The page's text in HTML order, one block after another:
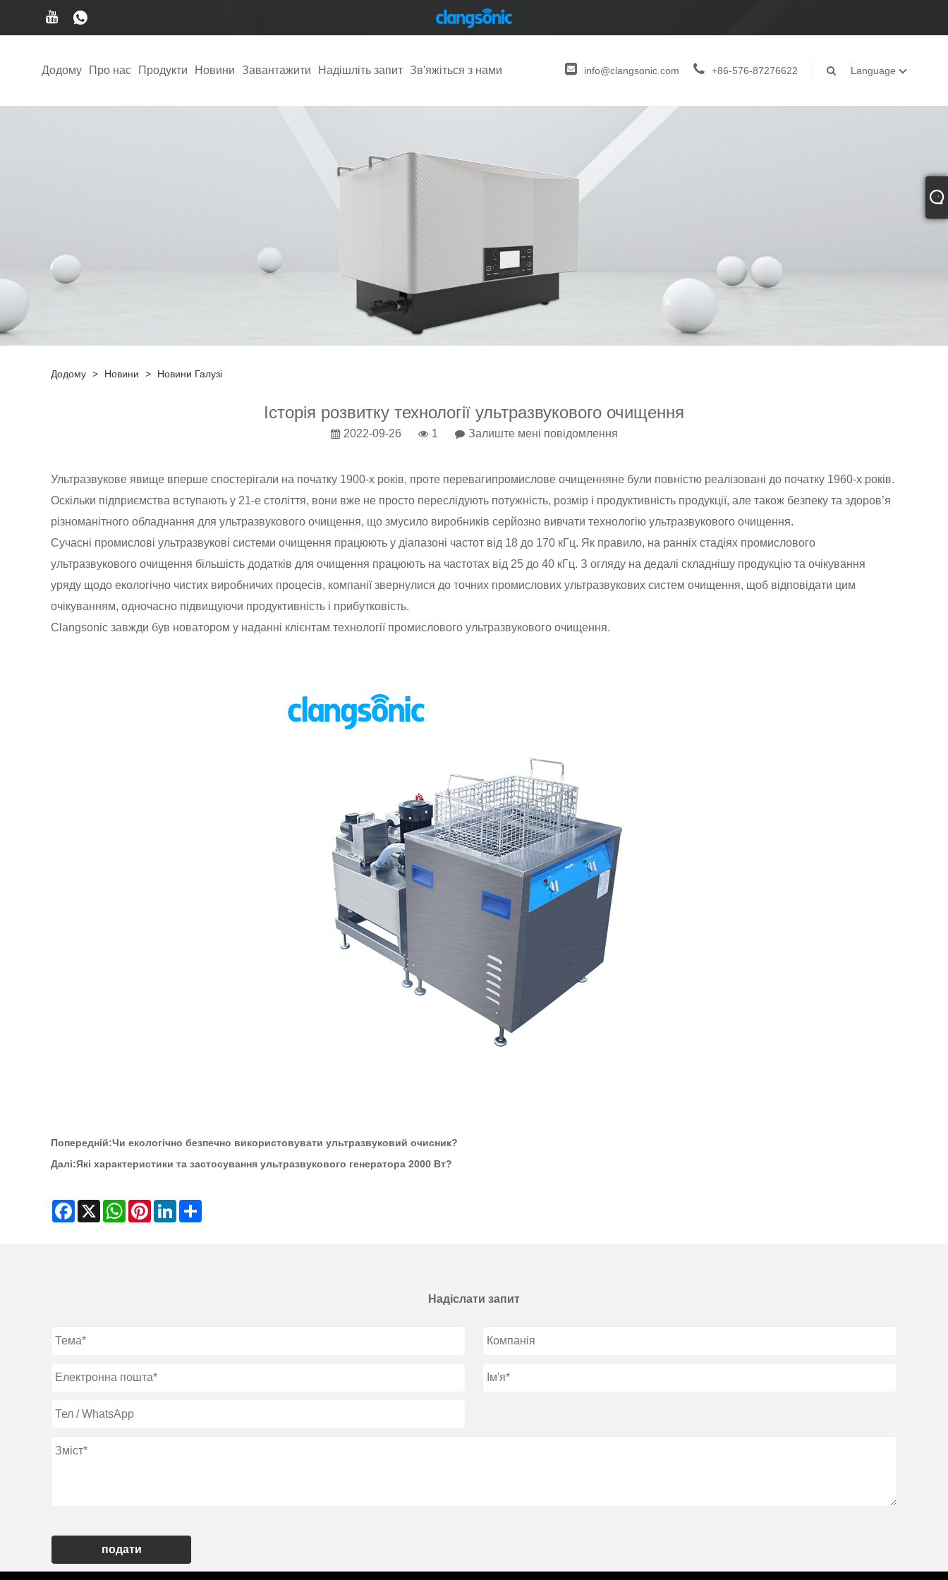
Додому Про нас Продукти Новини Завантажити Надішліть запит Зв'яжіться з нами info@clangsonic.com +86-576-87276622 Language
Додому > Новини > Новини Галузі
Історія розвитку технології ультразвукового очищення
2022-09-26 1 Залиште мені повідомлення
Ультразвукове явище вперше спостерігали на початку 1900-х років, проте перевагипромислове очищенняне були повністю реалізовані до початку 1960-х років.
Оскільки підприємства вступають у 21-е століття, вони вже не просто переслідують потужність, розмір і продуктивність продукції, але також безпеку та здоров’я
різноманітного обладнання для ультразвукового очищення, що змусило виробників серйозно вивчати технологію ультразвукового очищення.
Сучасні промислові ультразвукові системи очищення працюють у діапазоні частот від 18 до 170 кГц. Як правило, на ранніх стадіях промислового
ультразвукового очищення більшість додатків для очищення працюють на частотах від 25 до 40 кГц. З огляду на дедалі складнішу продукцію та очікування
уряду щодо екологічно чистих виробничих процесів, компанії звернулися до точних промислових ультразвукових систем очищення, щоб відповідати цим
очікуванням, одночасно підвищуючи продуктивність і прибутковість.
Clangsonic завжди був новатором у наданні клієнтам технології промислового ультразвукового очищення.
Попередній:Чи екологічно безпечно використовувати ультразвуковий очисник?
Далі:Які характеристики та застосування ультразвукового генератора 2000 Вт?
Facebook
X WhatsAppPinterestLinkedIn
Надіслати запит
подати